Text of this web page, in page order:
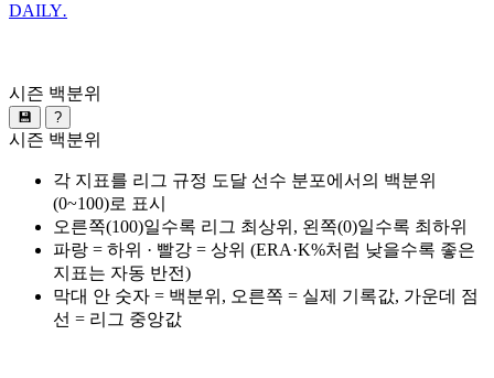
DAILY.
시즌 백분위
💾 ?
시즌 백분위
각 지표를 리그 규정 도달 선수 분포에서의 백분위
(0~100)로 표시
오른쪽(100)일수록 리그 최상위, 왼쪽(0)일수록 최하위
파랑 = 하위 · 빨강 = 상위 (ERA·K%처럼 낮을수록 좋은
지표는 자동 반전)
막대 안 숫자 = 백분위, 오른쪽 = 실제 기록값, 가운데 점
선 = 리그 중앙값